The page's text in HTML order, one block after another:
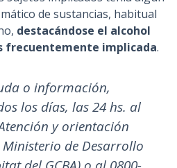
de sustancias, habitual
destacándose el alcohol
frecuentemente implicada.
o información,
los días, las 24 hs. al
y orientación
Ministerio de Desarrollo